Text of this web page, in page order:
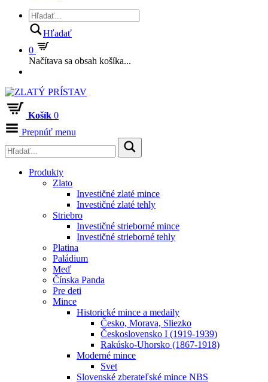
Hľadať
0
Načítava sa obsah košíka...
Košík 0
Prepnúť menu
Produkty
Zlato
Investičné zlaté mince
Investičné zlaté tehly
Striebro
Investičné strieborné mince
Investičné strieborné tehly
Platina
Paládium
Meď
Čínska Panda
Pre deti
Mince
Historické mince a medaily
Česko, Morava, Sliezko
Československo I (1919-1939)
Rakúsko-Uhorsko (1867-1918)
Moderné mince
Svet
Slovenské zberateľské mince NBS